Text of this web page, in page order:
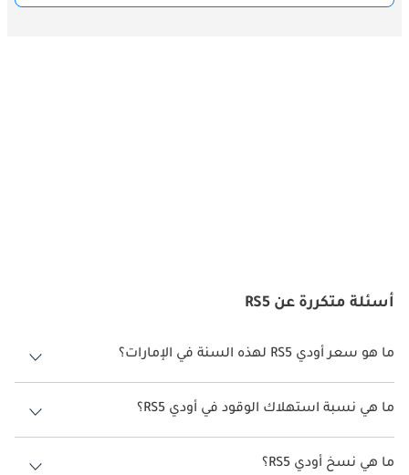
أسئلة متكررة عن RS5
ما هو سعر أودي RS5 لهذه السنة في الإمارات؟
أودي RS5 لهذه السنة في الإمارات هو TBD.
ما هي نسبة استهلاك الوقود في أودي RS5؟
اقترحت الشركة المصنعة أن تكون نسبة توفير استهلاك الوقود لسيارة أودي
RS5 هو TBD.
ما هي نسخ أودي RS5؟